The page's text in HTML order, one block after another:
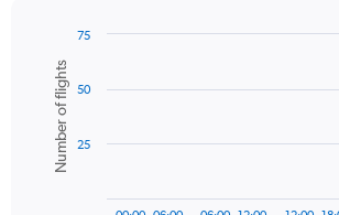
axis
displaying
values.
Range:
chart
with
bars.
The
Chart
graphic.
Number of flights 25
50
75